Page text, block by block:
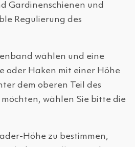
Gardinenschienen und
Regulierung des
wählen und eine
oder Haken mit einer Höhe
dem oberen Teil des
wählen Sie bitte die
Höhe zu bestimmen,